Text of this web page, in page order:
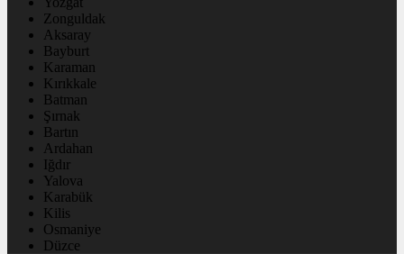
Zonguldak
Aksaray
Bayburt
Karaman
Kırıkkale
Batman
Şırnak
Bartın
Ardahan
Iğdır
Yalova
Karabük
Kilis
Osmaniye
Düzce